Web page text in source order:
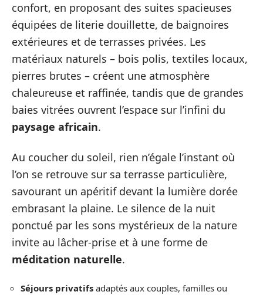
confort, en proposant des suites spacieuses
équipées de literie douillette, de baignoires
extérieures et de terrasses privées. Les
matériaux naturels – bois polis, textiles locaux,
pierres brutes – créent une atmosphère
chaleureuse et raffinée, tandis que de grandes
baies vitrées ouvrent l’espace sur l’infini du
paysage africain.
Au coucher du soleil, rien n’égale l’instant où
l’on se retrouve sur sa terrasse particulière,
savourant un apéritif devant la lumière dorée
embrasant la plaine. Le silence de la nuit
ponctué par les sons mystérieux de la nature
invite au lâcher-prise et à une forme de
méditation naturelle.
Séjours privatifs adaptés aux couples, familles ou